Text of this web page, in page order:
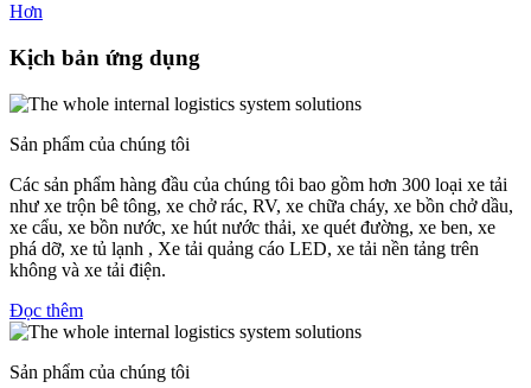
Hơn
Kịch bản ứng dụng
Sản phẩm của chúng tôi
Các sản phẩm hàng đầu của chúng tôi bao gồm hơn 300 loại xe tải
như xe trộn bê tông, xe chở rác, RV, xe chữa cháy, xe bồn chở dầu,
xe cẩu, xe bồn nước, xe hút nước thải, xe quét đường, xe ben, xe
phá dỡ, xe tủ lạnh , Xe tải quảng cáo LED, xe tải nền tảng trên
không và xe tải điện.
Đọc thêm
Sản phẩm của chúng tôi